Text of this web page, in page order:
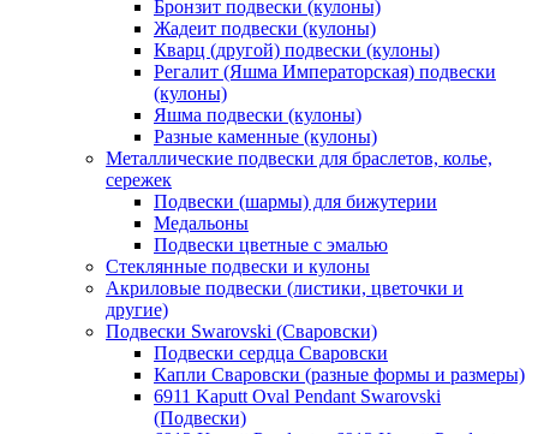
Бронзит подвески (кулоны)
Жадеит подвески (кулоны)
Кварц (другой) подвески (кулоны)
Регалит (Яшма Императорская) подвески
(кулоны)
Яшма подвески (кулоны)
Разные каменные (кулоны)
Металлические подвески для браслетов, колье,
сережек
Подвески (шармы) для бижутерии
Медальоны
Подвески цветные с эмалью
Стеклянные подвески и кулоны
Акриловые подвески (листики, цветочки и
другие)
Подвески Swarovski (Сваровски)
Подвески сердца Сваровски
Капли Сваровски (разные формы и размеры)
6911 Kaputt Oval Pendant Swarovski
(Подвески)